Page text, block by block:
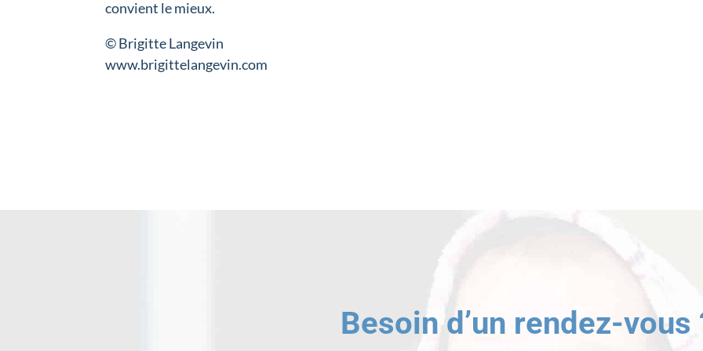
convient le mieux.
© Brigitte Langevin
www.brigittelangevin.com
Besoin d’un rendez-vous